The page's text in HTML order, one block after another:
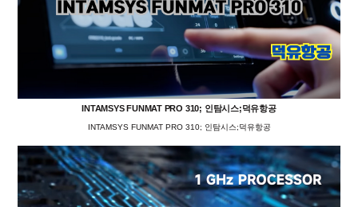
INTAMSYS FUNMAT PRO 310; 인탐시스;덕유항공
INTAMSYS FUNMAT PRO 310; 인탐시스;덕유항공